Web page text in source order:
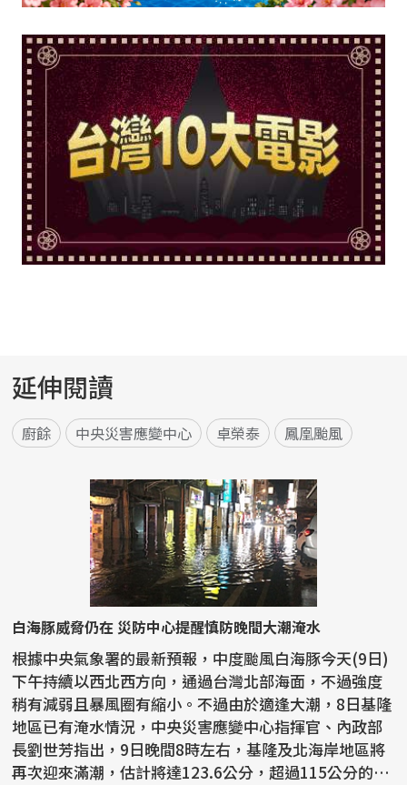
延伸閱讀
廚餘 中央災害應變中心 卓榮泰 鳳凰颱風
白海豚威脅仍在 災防中心提醒慎防晚間大潮淹水
根據中央氣象署的最新預報，中度颱風白海豚今天(9日)
下午持續以西北西方向，通過台灣北部海面，不過強度
稍有減弱且暴風圈有縮小。不過由於適逢大潮，8日基隆
地區已有淹水情況，中央災害應變中心指揮官、內政部
長劉世芳指出，9日晚間8時左右，基隆及北海岸地區將
再次迎來滿潮，估計將達123.6公分，超過115公分的暴